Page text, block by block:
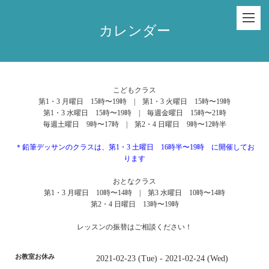
カレンダー
こどもクラス
第1・3 月曜日 15時〜19時 | 第1・3 火曜日 15時〜19時
第1・3 水曜日 15時〜19時 | 毎週金曜日 15時〜21時
毎週土曜日 9時〜17時 | 第2・4 日曜日 9時〜12時半
＊鉛筆デッサンのクラスは、第1・3 土曜日 16時半〜19時 に開催してお
ります
おとなクラス
第1・3 月曜日 10時〜14時 | 第3 水曜日 10時〜14時
第2・4 日曜日 13時〜19時
レッスンの振替はご相談ください！
お教室お休み 2021-02-23 (Tue) - 2021-02-24 (Wed)